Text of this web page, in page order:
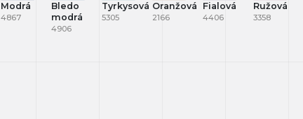
Modrá
4867
Bledo
modrá
4906
Tyrkysová
5305
Oranžová
2166
Fialová
4406
Ružová
3358